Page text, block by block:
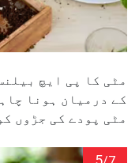
کے درمیان ہونا
مٹی پودے کی جڑوں